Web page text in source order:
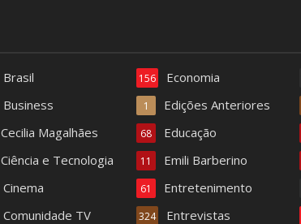
Brasil
Business
Cecilia Magalhães
Ciência e Tecnologia
Cinema
Comunidade TV
Economia
156
Edições Anteriores
1
Educação
68
Emili Barberino
11
Entretenimento
61
Entrevistas
324